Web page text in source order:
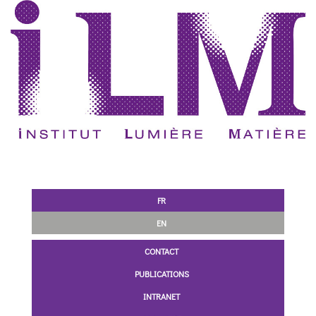
FR
EN
CONTACT
PUBLICATIONS
INTRANET